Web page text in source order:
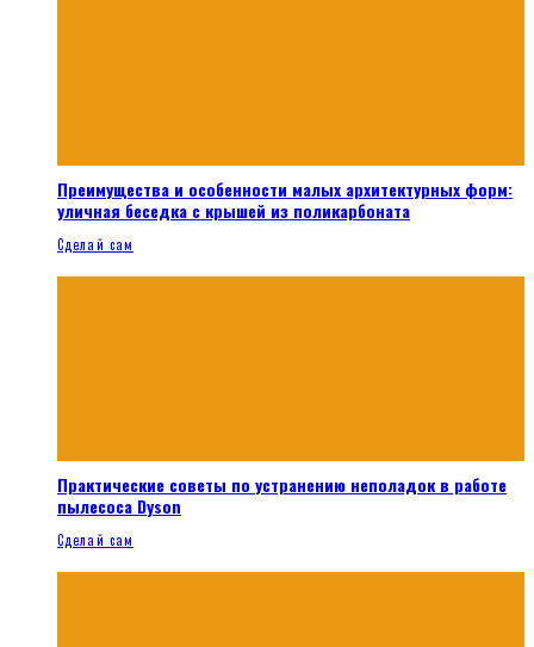
Преимущества и особенности малых архитектурных форм:
уличная беседка с крышей из поликарбоната
Сделай сам
Практические советы по устранению неполадок в работе
пылесоса Dyson
Сделай сам